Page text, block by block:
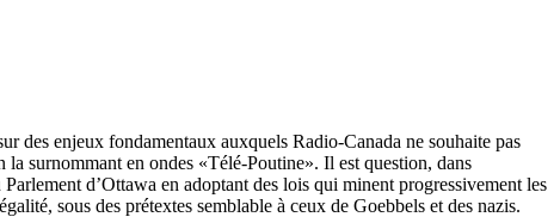
des enjeux fondamentaux auxquels Radio-Canada ne souhaite pas
surnommant en ondes «Télé-Poutine». Il est question, dans
d’Ottawa en adoptant des lois qui minent progressivement les
sous des prétextes semblable à ceux de Goebbels et des nazis.